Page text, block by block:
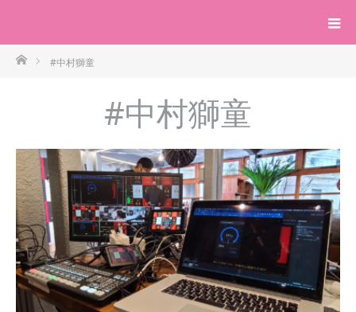
ホーム#中村獅童
#中村獅童